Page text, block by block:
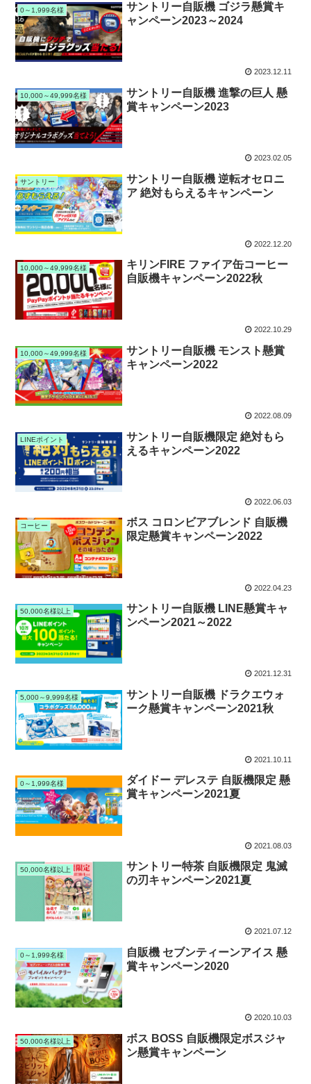
0～1,999名様
サントリー自販機 ゴジラ懸賞キ
ャンペーン2023～2024
2023.12.11
10,000～49,999名様
サントリー自販機 進撃の巨人 懸
賞キャンペーン2023
2023.02.05
サントリー
サントリー自販機 逆転オセロニ
ア 絶対もらえるキャンペーン
2022.12.20
10,000～49,999名様
キリンFIRE ファイア缶コーヒー
自販機キャンペーン2022秋
2022.10.29
10,000～49,999名様
サントリー自販機 モンスト懸賞
キャンペーン2022
2022.08.09
LINEポイント
サントリー自販機限定 絶対もら
えるキャンペーン2022
2022.06.03
コーヒー
ボス コロンビアブレンド 自販機
限定懸賞キャンペーン2022
2022.04.23
50,000名様以上
サントリー自販機 LINE懸賞キャ
ンペーン2021～2022
2021.12.31
5,000～9,999名様
サントリー自販機 ドラクエウォ
ーク懸賞キャンペーン2021秋
2021.10.11
0～1,999名様
ダイドー デレステ 自販機限定 懸
賞キャンペーン2021夏
2021.08.03
50,000名様以上
サントリー特茶 自販機限定 鬼滅
の刃キャンペーン2021夏
2021.07.12
0～1,999名様
自販機 セブンティーンアイス 懸
賞キャンペーン2020
2020.10.03
50,000名様以上
ボス BOSS 自販機限定ボスジャ
ン懸賞キャンペーン